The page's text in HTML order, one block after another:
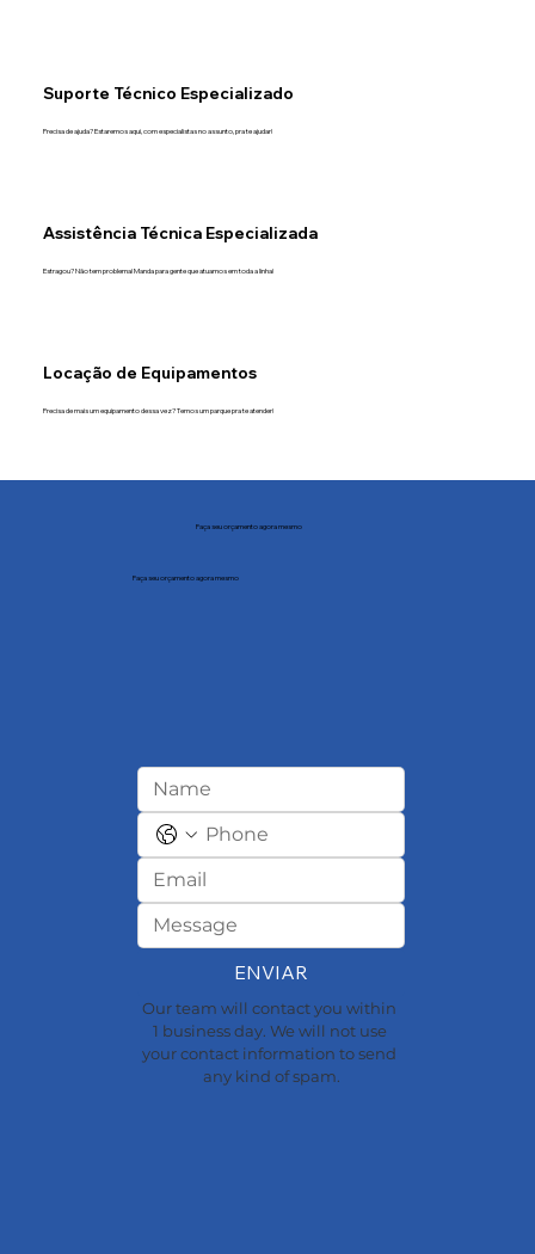
Suporte Técnico Especializado
Precisa de ajuda? Estaremos aqui, com especialistas no assunto, pra te ajudar!
Assistência Técnica Especializada
Estragou? Não tem problema! Manda para gente que atuamos em toda a linha!
Locação de Equipamentos
Precisa de mais um equipamento dessa vez? Temos um parque pra te atender!
Faça seu orçamento agora mesmo
ENVIAR
Our team will contact you within
1 business day. We will not use
your contact information to send
any kind of spam.
Faça seu orçamento agora mesmo